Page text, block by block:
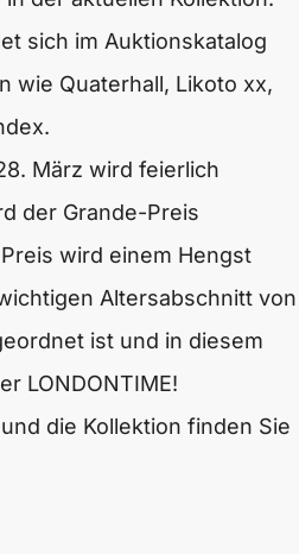
sich im Auktionskatalog
wie Quaterhall, Likoto xx,
März wird feierlich
der Grande-Preis
wird einem Hengst
Altersabschnitt von
ist und in diesem
LONDONTIME!
die Kollektion finden Sie